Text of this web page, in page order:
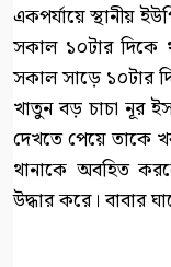
একপর্যায়ে স্থানীয়
সকাল ১০টার দিকে
সকাল সাড়ে ১০টার
খাতুন বড় চাচা নূর
দেখতে পেয়ে তাকে
থানাকে অবহিত
উদ্ধার করে। বাবার